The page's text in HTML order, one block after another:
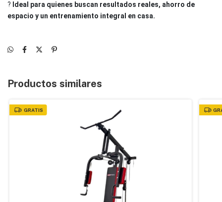
? Ideal para quienes buscan resultados reales, ahorro de
espacio y un entrenamiento integral en casa.
Productos similares
GRATIS